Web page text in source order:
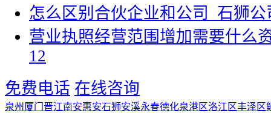
怎么区别合伙企业和公司_石狮公
营业执照经营范围增加需要什么
12
免费电话 在线咨询
泉州 厦门 晋江南安惠安石狮安溪永春德化泉港区洛江区丰泽区